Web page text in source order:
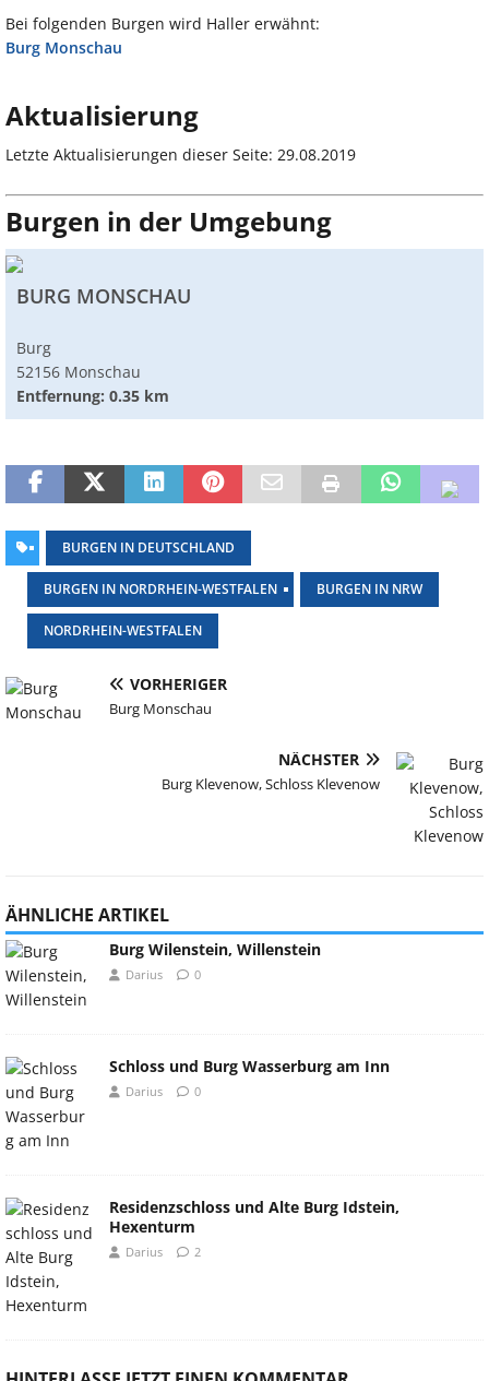
Bei folgenden Burgen wird Haller erwähnt:
Burg Monschau
Aktualisierung
Letzte Aktualisierungen dieser Seite: 29.08.2019
Burgen in der Umgebung
BURG MONSCHAU
Burg
52156 Monschau
Entfernung: 0.35 km
BURGEN IN DEUTSCHLAND
BURGEN IN NORDRHEIN-WESTFALEN BURGEN IN NRW
NORDRHEIN-WESTFALEN
VORHERIGER
Burg Monschau
NÄCHSTER
Burg Klevenow, Schloss Klevenow
ÄHNLICHE ARTIKEL
Burg Wilenstein, Willenstein
Darius 0
Schloss und Burg Wasserburg am Inn
Darius 0
Residenzschloss und Alte Burg Idstein,
Hexenturm
Darius 2